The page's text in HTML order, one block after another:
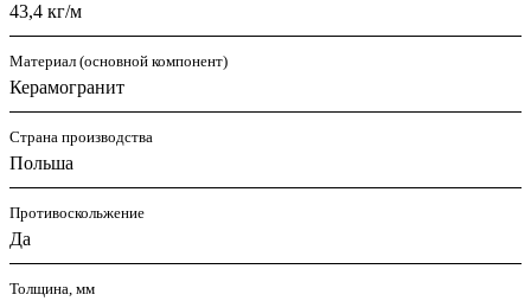
43,4 кг/м
Материал (основной компонент)
Керамогранит
Страна производства
Польша
Противоскольжение
Да
Толщина, мм